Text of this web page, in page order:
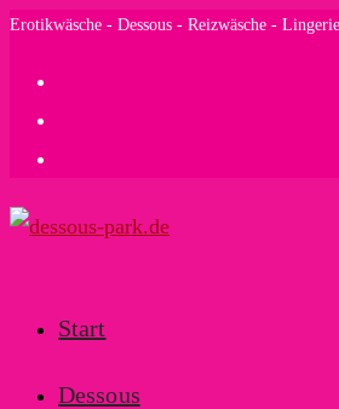
Zum
Erotikwäsche - Dessous - Reizwäsche - Lingerie
Start
Dessous